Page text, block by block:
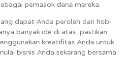
pemasok dana mereka.
dapat Anda peroleh dari hobi
banyak ide di atas, pastikan
kreatifitas Anda untuk
bisnis Anda sekarang bersama